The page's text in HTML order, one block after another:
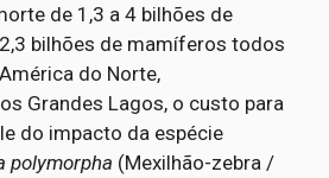
de 1,3 a 4 bilhões de
bilhões de mamíferos todos
do Norte,
Grandes Lagos, o custo para
do impacto da espécie
polymorpha (Mexilhão-zebra /